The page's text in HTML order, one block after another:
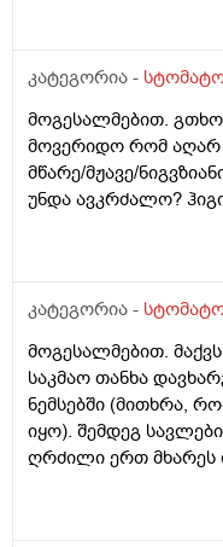
კატეგორია -
მოგესალმებით.
მოვერიდო რომ აღარ
მწარე/მჟავე/
უნდა ავკრძალო?
კატეგორია -
მოგესალმებით.
საკმაო თანხა
ნემსებში (მითხრა,
იყო). შემდეგ
ღრძილი ერთ მხარეს